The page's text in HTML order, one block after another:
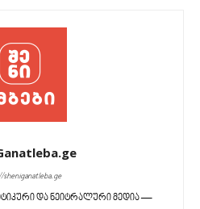
და ნეიტრალური მედია —